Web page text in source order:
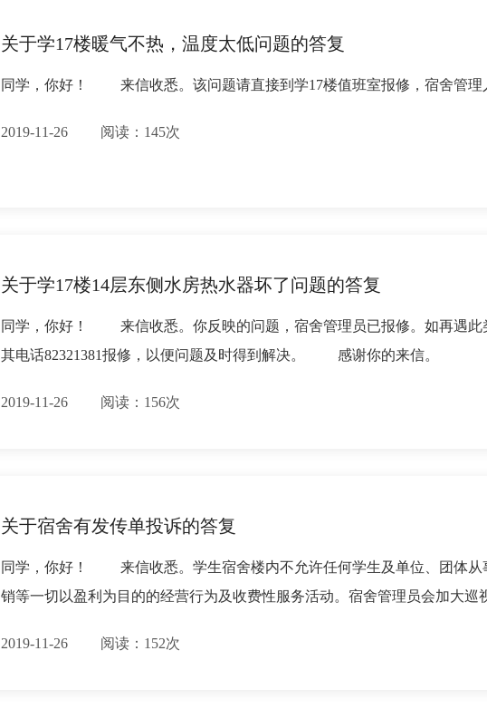
关于学17楼暖气不热，温度太低问题的答复
同学，你好！ 来信收悉。该问题请直接到学17楼值班室报修，宿舍管
2019-11-26 阅读：145次
关于学17楼14层东侧水房热水器坏了问题的答复
同学，你好！ 来信收悉。你反映的问题，宿舍管理员已报修。如再遇此
其电话82321381报修，以便问题及时得到解决。 感谢你的来信。
2019-11-26 阅读：156次
关于宿舍有发传单投诉的答复
同学，你好！ 来信收悉。学生宿舍楼内不允许任何学生及单位、团体从
销等一切以盈利为目的的经营行为及收费性服务活动。宿舍管理员会加大
2019-11-26 阅读：152次